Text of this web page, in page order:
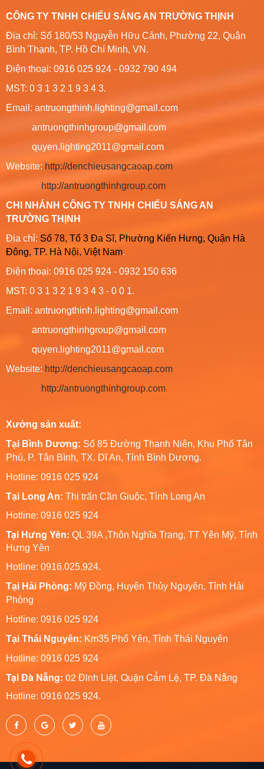
CÔNG TY TNHH CHIẾU SÁNG AN TRƯỜNG THỊNH
Địa chỉ: Số 180/53 Nguyễn Hữu Cảnh, Phường 22, Quận
Bình Thạnh, TP. Hồ Chí Minh, VN.
Điện thoại: 0916 025 924 - 0932 790 494
MST: 0 3 1 3 2 1 9 3 4 3.
Email: antruongthinh.lighting@gmail.com
antruongthinhgroup@gmail.com
quyen.lighting2011@gmail.com
Website: http://denchieusangcaoap.com
http://antruongthinhgroup.com
CHI NHÁNH CÔNG TY TNHH CHIẾU SÁNG AN
TRƯỜNG THỊNH
Địa chỉ: Số 78, Tổ 3 Đa Sĩ, Phường Kiến Hưng, Quận Hà
Đông, TP. Hà Nội, Việt Nam.
Điện thoại: 0916 025 924 - 0932 150 636
MST: 0 3 1 3 2 1 9 3 4 3 - 0 0 1.
Email: antruongthinh.lighting@gmail.com
antruongthinhgroup@gmail.com
quyen.lighting2011@gmail.com
Website: http://denchieusangcaoap.com
http://antruongthinhgroup.com
Xưởng sản xuất:
Tại Bình Dương: Số 85 Đường Thanh Niên, Khu Phố Tân
Phú, P. Tân Bình, TX. Dĩ An, Tỉnh Bình Dương.
Hotline: 0916 025 924
Tại Long An: Thị trấn Cần Giuộc, Tỉnh Long An
Hotline: 0916 025 924
Tại Hưng Yên: QL 39A ,Thôn Nghĩa Trang, TT Yên Mỹ, Tỉnh
Hưng Yên
Hotline: 0916.025.924.
Tại Hải Phòng: Mỹ Đồng, Huyện Thủy Nguyên, Tỉnh Hải
Phòng
Hotline: 0916 025 924
Tại Thái Nguyên: Km35 Phổ Yên, Tỉnh Thái Nguyên
Hotline: 0916 025 924
Tại Đà Nẵng: 02 Đinh Liệt, Quận Cẩm Lệ, TP. Đà Nẵng
Hotline: 0916 025 924.